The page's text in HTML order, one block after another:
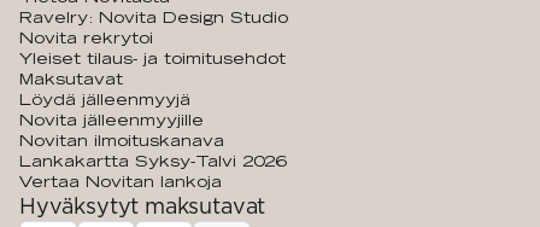
Ravelry: Novita Design Studio
Novita rekrytoi
Yleiset tilaus- ja toimitusehdot
Maksutavat
Löydä jälleenmyyjä
Novita jälleenmyyjille
Novitan ilmoituskanava
Lankakartta Syksy-Talvi 2026
Vertaa Novitan lankoja
Hyväksytyt maksutavat